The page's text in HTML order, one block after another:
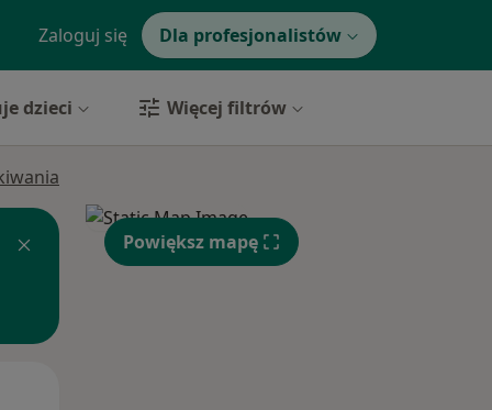
Zaloguj się Dla profesjonalistów
dzieci Więcej filtrów
Powiększ mapę